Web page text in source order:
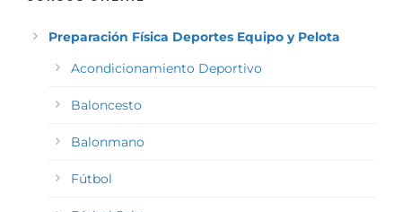
Preparación Física Deportes Equipo y Pelota
Acondicionamiento Deportivo
Baloncesto
Balonmano
Fútbol